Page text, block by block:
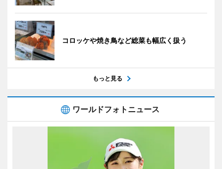
コロッケや焼き鳥など総菜も幅広く扱う
もっと見る
ワールドフォトニュース